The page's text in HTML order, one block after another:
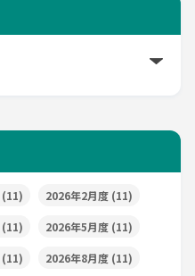
(11) 2026年2月度 (11)
(11) 2026年5月度 (11)
(11) 2026年8月度 (11)